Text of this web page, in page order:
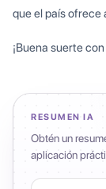
que el país ofrece
¡Buena suerte
RESUMEN IA
Obtén un
aplicación